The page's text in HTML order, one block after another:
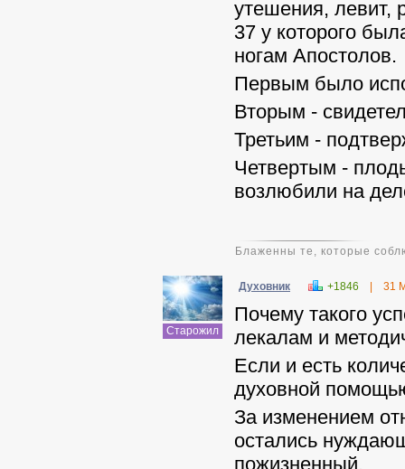
утешения, левит,
37 у которого
ногам Апостолов.
Первым было
Вторым -
Третьим -
Четвертым -
возлюбили на
Блаженны те, которые
Старожил
Духовник +1846 31
Почему такого
лекалам и
Если и есть
духовной
За изменением
остались
пожизненный.